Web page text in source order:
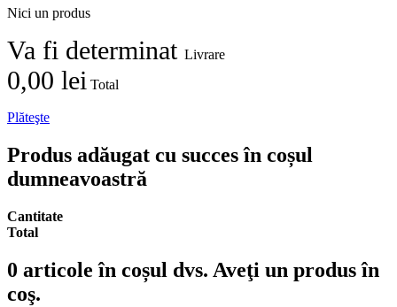
Nici un produs
Va fi determinat Livrare
0,00 lei Total
Plăteşte
Produs adăugat cu succes în coșul
dumneavoastră
Cantitate
Total
0 articole în coșul dvs. Aveţi un produs în
coş.